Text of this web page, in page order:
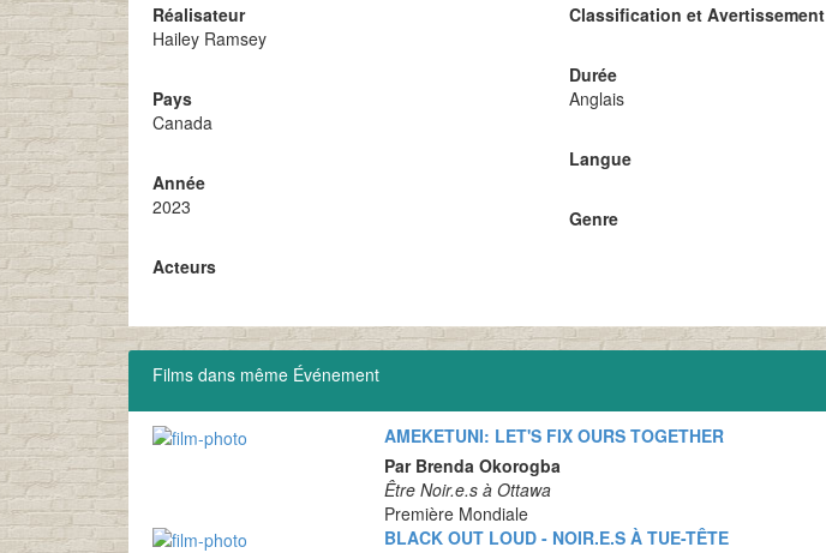
Réalisateur
Hailey Ramsey
Pays
Canada
Année
2023
Acteurs
Classification et Avertissement
Durée
Anglais
Langue
Genre
Films dans même Événement
AMEKETUNI: LET'S FIX OURS TOGETHER
Par Brenda Okorogba
Être Noir.e.s à Ottawa
Première Mondiale
BLACK OUT LOUD - NOIR.E.S À TUE-TÊTE